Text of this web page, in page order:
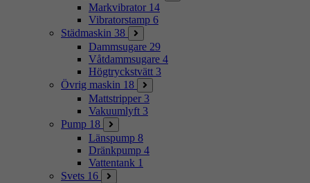
Markvibrator 14
Vibratorstamp 6
Städmaskin 38
Dammsugare 29
Våtdammsugare 4
Högtryckstvätt 3
Övrig maskin 18
Mattstripper 3
Vakuumlyft 3
Pump 18
Länspump 8
Dränkpump 4
Vattentank 1
Svets 16